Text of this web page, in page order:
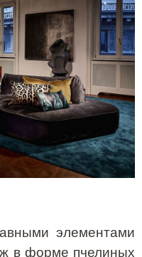
элементами
в форме пчелиных